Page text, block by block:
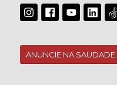
ANUNCIE NA SAUDADE